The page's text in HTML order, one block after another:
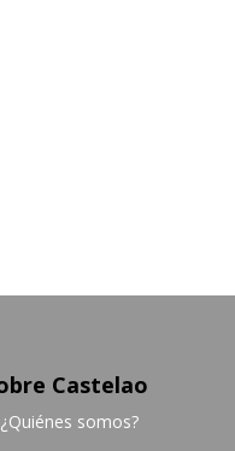
Castelao
¿Quiénes somos?